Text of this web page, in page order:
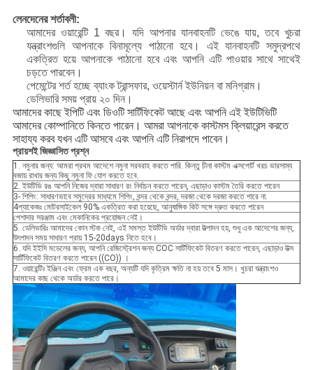
লেনদেনের শর্তাবলী:
আমাদের ওয়ারেন্টি 1 বছর। যদি আপনার যানবাহনটি ভেঙে যায়, তবে খুচরা
যন্ত্রাংশগুলি আপনাকে বিনামূল্যে পাঠানো হবে। এই যানবাহনটি সমুদ্রপথে
একত্রিত হয়ে আপনাকে পাঠানো হবে এবং আপনি এটি পাওয়ার সাথে সাথেই
চড়তে পারবেন।
পেমেন্টের শর্ত হচ্ছে ব্যাংক ট্রান্সফার, ওয়েস্টার্ন ইউনিয়ন বা মনিগ্রাম।
ডেলিভারি সময় প্রায় ২০ দিন।
আমাদের কাছে ইপিটি এবং ডিওটি সার্টিফিকেট আছে এবং আপনি এই ইউটিভিটি
আমাদের কোম্পানিতে কিনতে পারেন। আমরা আপনাকে কাস্টমস ক্লিয়ারেন্স করতে
সাহায্য করব যখন এটি আসবে এবং আপনি এটি নিরাপদে পাবেন।
প্রায়শই জিজ্ঞাসিত প্রশ্ন
1. নমুনার জন্য: আমরা প্রথম আদেশে নমুনা সরবরাহ করতে পারি. কিন্তু চীনা কাস্টম এক্সপোর্ট খরচ ভারসাম্য
বজায় রাখার জন্য কিছু নমুনা ফি যোগ করতে হবে.
2. ইউটিভি রঙ আপনি নিজের দ্বারা সাধারণ রং নির্বাচন করতে পারেন, এছাড়াও কাস্টম তৈরি করতে পারেন
3- শিপিং: সাধারণভাবে সমুদ্রের মাধ্যমে শিপিং, বন্দর থেকে বন্দর, দরজা থেকে দরজা করতে পারে না.
4প্যাকেজঃ মোটরসাইকেল 90% একত্রিত করা হয়েছে, আনুষাঙ্গিক কিট সঙ্গে দ্রুত করতে পারেন
পেশাদার সরঞ্জাম এবং মেকানিকের প্রয়োজন নেই।
5. ডেলিভারিঃ আমাদের কোন স্টক নেই, এই সমস্ত ইউটিভি অর্ডার দ্বারা উত্পাদন হয়, শুধু এক আদেশের জন্য,
উৎপাদন সময় সাধারণ প্রায় 15-20days নিতে হবে।
6. যদি ইইসি মডেলের জন্য, আপনি রেজিস্ট্রেশন জন্য COC সার্টিফিকেট বিতরণ করতে পারেন, এছাড়াও উত্স
সার্টিফিকেট বিতরণ করতে পারেন ((CO)) ।
7. ওয়ারেন্টিঃ ইঞ্জিন এবং ফ্রেম এক বছর, অন্যটি যদি কৃত্রিম ক্ষতি না হয় তবে 5 মাস। খুচরা যন্ত্রাংশও
আমাদের কাছ থেকে অর্ডার করতে পারে।